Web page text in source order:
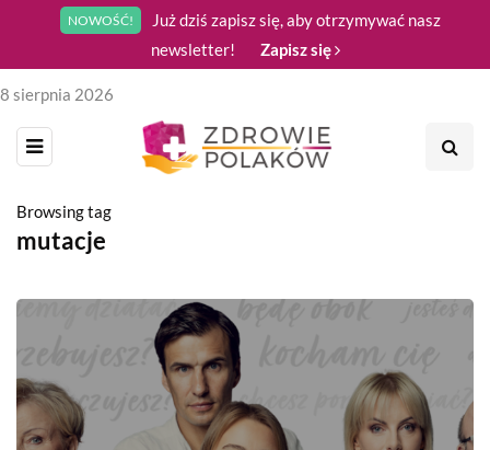
NOWOŚĆ!
Już dziś zapisz się, aby otrzymywać nasz
newsletter!
Zapisz się
8 sierpnia 2026
Browsing tag
mutacje